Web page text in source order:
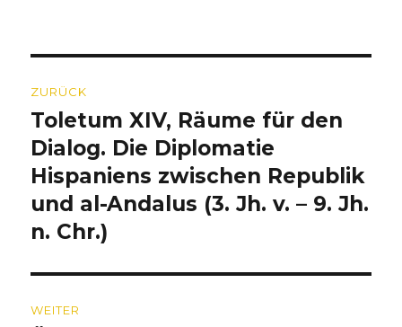
ZURÜCK
Vorheriger
Beitrag:
Toletum XIV, Räume für den
Dialog. Die Diplomatie
Hispaniens zwischen Republik
und al-Andalus (3. Jh. v. – 9. Jh.
n. Chr.)
WEITER